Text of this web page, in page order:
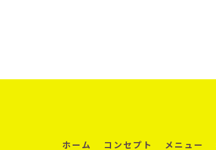
ホーム コンセプト メニュー